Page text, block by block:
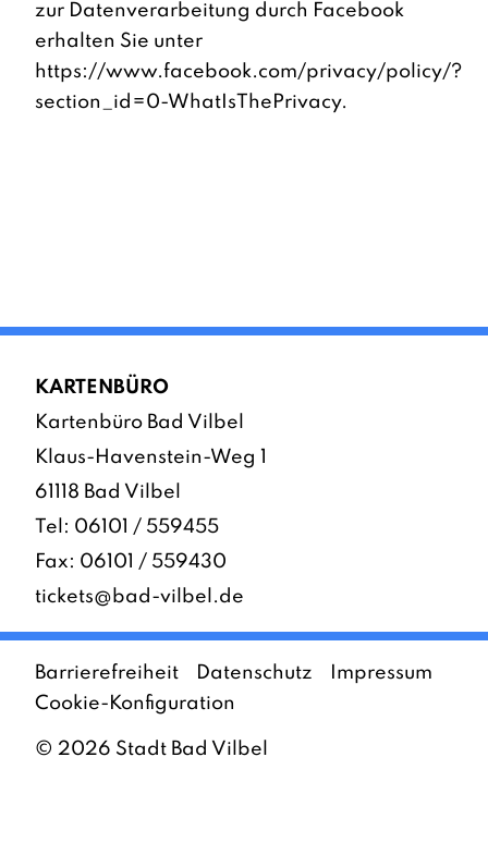
zur Datenverarbeitung durch Facebook
erhalten Sie unter
https://www.facebook.com/privacy/policy/?
section_id=0-WhatIsThePrivacy.
KARTENBÜRO
Kartenbüro Bad Vilbel
Klaus-Havenstein-Weg 1
61118 Bad Vilbel
Tel: 06101 / 559455
Fax: 06101 / 559430
tickets@bad-vilbel.de
© 2026 Stadt Bad Vilbel
Barrierefreiheit Datenschutz
Impressum
Cookie-Konfiguration